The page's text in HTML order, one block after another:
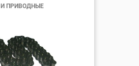
ПРИВОДНЫЕ